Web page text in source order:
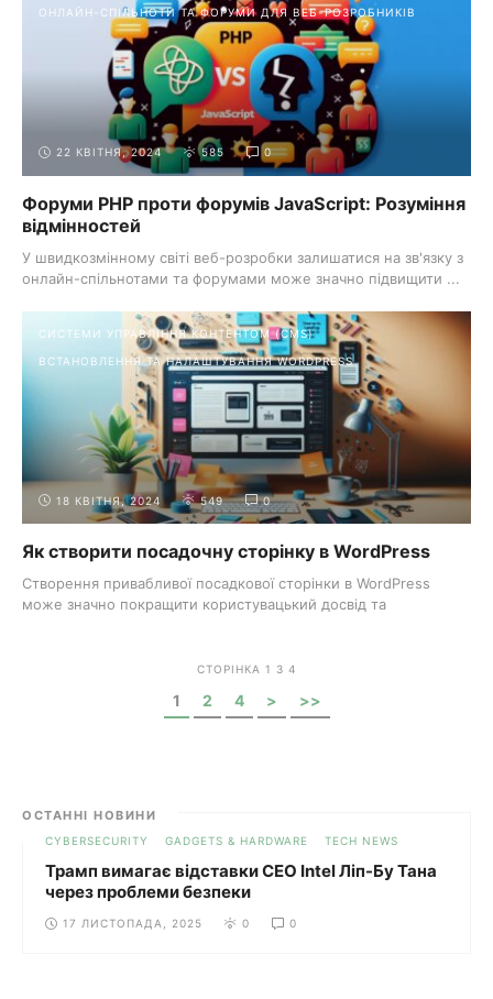
ОНЛАЙН-СПІЛЬНОТИ ТА ФОРУМИ ДЛЯ ВЕБ-РОЗРОБНИКІВ
22 КВІТНЯ, 2024 585 0
Форуми PHP проти форумів JavaScript: Розуміння
відмінностей
У швидкозмінному світі веб-розробки залишатися на зв'язку з
онлайн-спільнотами та форумами може значно підвищити ...
СИСТЕМИ УПРАВЛІННЯ КОНТЕНТОМ (CMS)
ВСТАНОВЛЕННЯ ТА НАЛАШТУВАННЯ WORDPRESS
18 КВІТНЯ, 2024 549 0
Як створити посадочну сторінку в WordPress
Створення привабливої посадкової сторінки в WordPress
може значно покращити користувацький досвід та
СТОРІНКА 1 З 4
1 2 4 > >>
ОСТАННІ НОВИНИ
CYBERSECURITY GADGETS & HARDWARE TECH NEWS
Трамп вимагає відставки CEO Intel Ліп-Бу Тана
через проблеми безпеки
17 ЛИСТОПАДА, 2025 0 0